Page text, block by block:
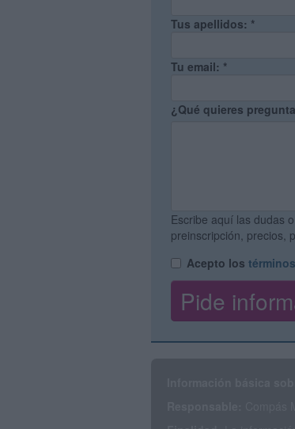
Tus apellidos: *
Tu email: *
¿Qué quieres
Escribe aquí las dudas
preinscripción, precios,
Acepto los